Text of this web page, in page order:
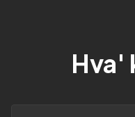
Hva'